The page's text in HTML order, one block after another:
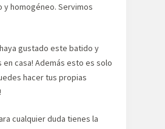
y homogéneo. Servimos
gustado este batido y
casa! Además esto es solo
hacer tus propias
cualquier duda tienes la